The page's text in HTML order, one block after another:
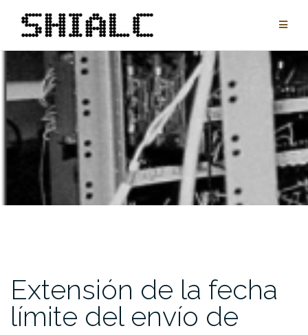
contenido
Extensión de la fecha
límite del envío de